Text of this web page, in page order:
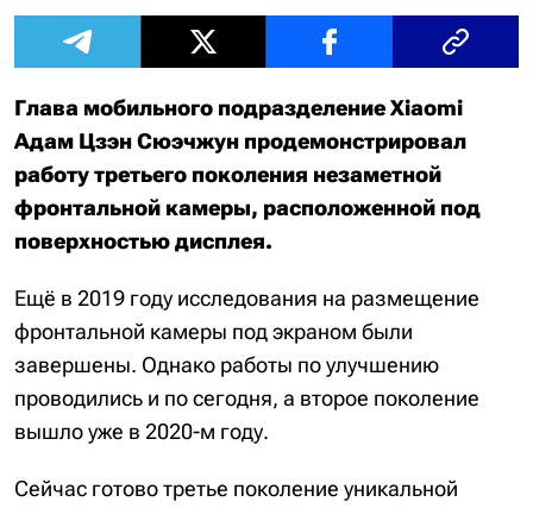
Глава мобильного подразделение Xiaomi
Адам Цзэн Сюэчжун продемонстрировал
работу третьего поколения незаметной
фронтальной камеры, расположенной под
поверхностью дисплея.
Ещё в 2019 году исследования на размещение
фронтальной камеры под экраном были
завершены. Однако работы по улучшению
проводились и по сегодня, а второе поколение
вышло уже в 2020-м году.
Сейчас готово третье поколение уникальной